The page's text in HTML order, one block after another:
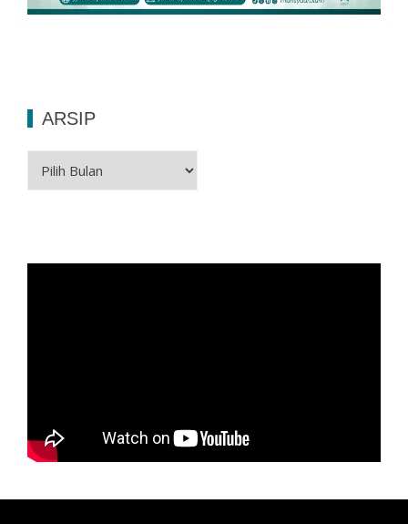
ARSIP